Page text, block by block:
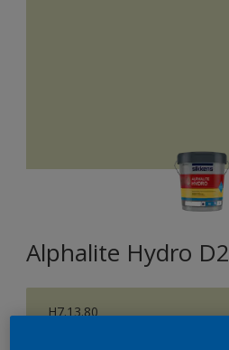
Alphalite Hydro D2
H7.13.80